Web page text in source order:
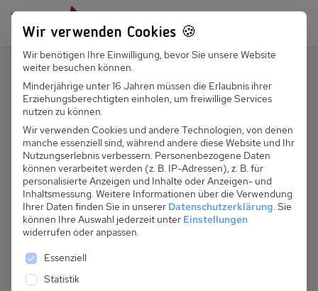
Persönlich für dich da: +49 251 899 050
Suchfeld
Suchen
PL 034.025A - Ferienhaus Barbara
Niechorze
Wir verwenden Cookies 🍪
Wir benötigen Ihre Einwilligung, bevor Sie unsere Website
weiter besuchen können.
Minderjährige unter 16 Jahren müssen die Erlaubnis ihrer
Erziehungsberechtigten einholen, um freiwillige Services
nutzen zu können.
Wir verwenden Cookies und andere Technologien, von denen
manche essenziell sind, während andere diese Website und Ihr
Nutzungserlebnis verbessern. Personenbezogene Daten
können verarbeitet werden (z. B. IP-Adressen), z. B. für
personalisierte Anzeigen und Inhalte oder Anzeigen- und
Inhaltsmessung. Weitere Informationen über die Verwendung
Ihrer Daten finden Sie in unserer Datenschutzerklärung. Sie
können Ihre Auswahl jederzeit unter Einstellungen
widerrufen oder anpassen.
Es folgt eine Liste der Service-Gruppen, für die
Essenziell
Statistik